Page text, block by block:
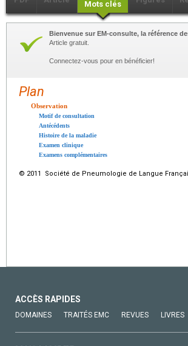
Mots clés
Bienvenue sur EM-consulte, la référence
Article gratuit.
Connectez-vous pour en bénéficier!
Plan
Observation
Motif de consultation
Antécédents
Histoire de la maladie
Examen clinique
Examens complémentaires
© 2011 Société de Pneumologie de Langue
ACCÈS RAPIDES
DOMAINES TRAITÉS EMC REVUES LIVRES